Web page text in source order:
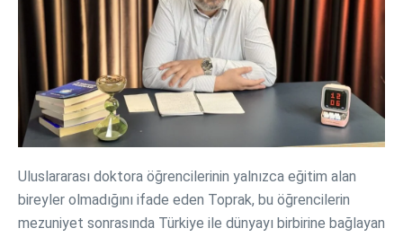
Uluslararası doktora öğrencilerinin yalnızca eğitim alan
bireyler olmadığını ifade eden Toprak, bu öğrencilerin
mezuniyet sonrasında Türkiye ile dünyayı birbirine bağlayan